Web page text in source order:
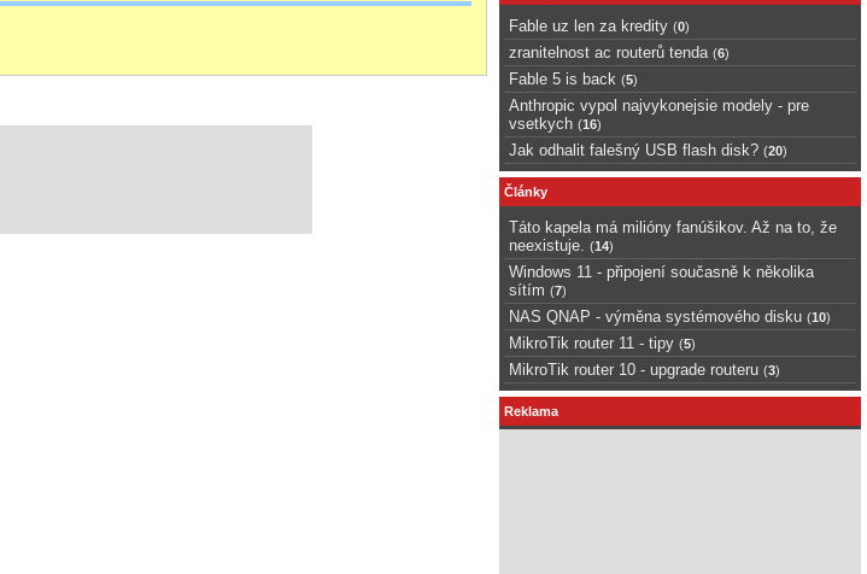
Fable uz len za kredity (0)
zranitelnost ac routerů tenda (6)
Fable 5 is back (5)
Anthropic vypol najvykonejsie modely - pre
vsetkych (16)
Jak odhalit falešný USB flash disk? (20)
Články
Táto kapela má milióny fanúšikov. Až na to, že
neexistuje.
(14)
Windows 11 - připojení současně k několika
sítím (7)
NAS QNAP - výměna systémového disku (10)
MikroTik router 11 - tipy (5)
MikroTik router 10 - upgrade routeru (3)
Reklama